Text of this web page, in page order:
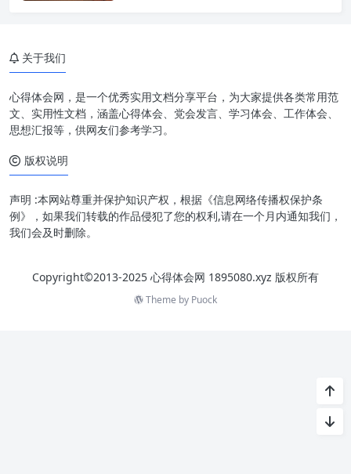
关于我们
心得体会网，是一个优秀实用文档分享平台，为大家提供各类常用范
文、实用性文档，涵盖心得体会、党会发言、学习体会、工作体会、
思想汇报等，供网友们参考学习。
版权说明
声明 :本网站尊重并保护知识产权，根据《信息网络传播权保护条
例》，如果我们转载的作品侵犯了您的权利,请在一个月内通知我们，
我们会及时删除。
Copyright©2013-2025 心得体会网 1895080.xyz 版权所有
Theme by Puock